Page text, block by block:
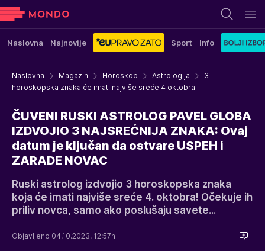
Naslovna Najnovije Sport Info
Naslovna Magazin Horoskop Astrologija
3
horoskopska znaka će imati najviše sreće 4 oktobra
ČUVENI RUSKI ASTROLOG PAVEL GLOBA
IZDVOJIO 3 NAJSREĆNIJA ZNAKA: Ovaj
datum je ključan da ostvare USPEH i
ZARADE NOVAC
Ruski astrolog izdvojio 3 horoskopska znaka
koja će imati najviše sreće 4. oktobra! Očekuje ih
priliv novca, samo ako poslušaju savete...
Objavljeno 04.10.2023. 12:57h